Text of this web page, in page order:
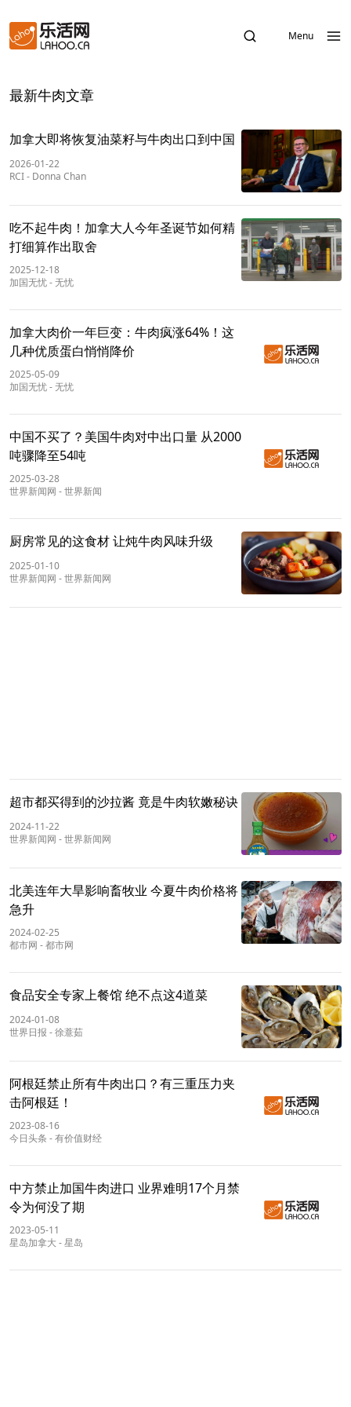
Menu
最新牛肉文章
加拿大即将恢复油菜籽与牛肉出口到中国
2026-01-22
RCI- Donna Chan
吃不起牛肉！加拿大人今年圣诞节如何精
打细算作出取舍
2025-12-18
加国无忧-无忧
加拿大肉价一年巨变：牛肉疯涨64%！这
几种优质蛋白悄悄降价
2025-05-09
加国无忧-无忧
中国不买了？美国牛肉对中出口量 从2000
吨骤降至54吨
2025-03-28
世界新闻网 -世界新闻
厨房常见的这食材 让炖牛肉风味升级
2025-01-10
世界新闻网 -世界新闻网
超市都买得到的沙拉酱 竟是牛肉软嫩秘诀
2024-11-22
世界新闻网 -世界新闻网
北美连年大旱影响畜牧业 今夏牛肉价格将
急升
2024-02-25
都市网 -都市网
食品安全专家上餐馆 绝不点这4道菜
2024-01-08
世界日报 -徐薏茹
阿根廷禁止所有牛肉出口？有三重压力夹
击阿根廷！
2023-08-16
今日头条 -有价值财经
中方禁止加国牛肉进口 业界难明17个月禁
令为何没了期
2023-05-11
星岛加拿大 -星岛